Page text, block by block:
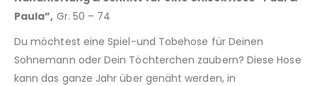
Paula”, Gr. 50 – 74
Du möchtest eine Spiel-und Tobehose für Deinen
Sohnemann oder Dein Töchterchen zaubern? Diese Hose
kann das ganze Jahr über genäht werden, in